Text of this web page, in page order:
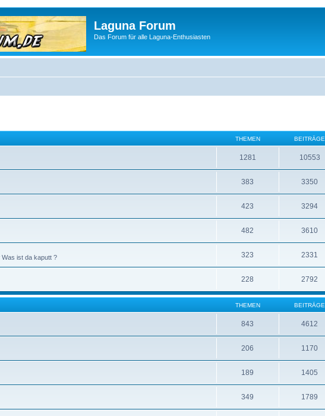
Laguna Forum
Das Forum für alle Laguna-Enthusiasten
THEMEN BEITRÄGE
1281 10553
383 3350
423 3294
482 3610
Was ist da kaputt ? 323 2331
228 2792
THEMEN BEITRÄGE
843 4612
206 1170
189 1405
349 1789